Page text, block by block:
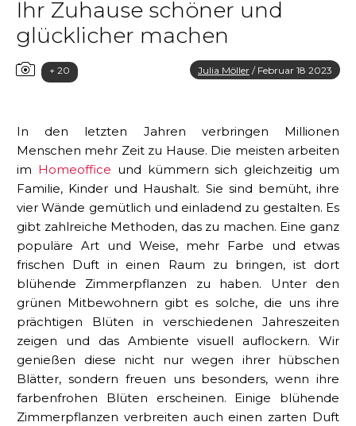
Ihr Zuhause schöner und
glücklicher machen
+ 20 Julia Möller / Februar 18 2023
In den letzten Jahren verbringen Millionen
Menschen mehr Zeit zu Hause. Die meisten arbeiten
im Homeoffice und kümmern sich gleichzeitig um
Familie, Kinder und Haushalt. Sie sind bemüht, ihre
vier Wände gemütlich und einladend zu gestalten. Es
gibt zahlreiche Methoden, das zu machen. Eine ganz
populäre Art und Weise, mehr Farbe und etwas
frischen Duft in einen Raum zu bringen, ist dort
blühende Zimmerpflanzen zu haben. Unter den
grünen Mitbewohnern gibt es solche, die uns ihre
prächtigen Blüten in verschiedenen Jahreszeiten
zeigen und das Ambiente visuell auflockern. Wir
genießen diese nicht nur wegen ihrer hübschen
Blätter, sondern freuen uns besonders, wenn ihre
farbenfrohen Blüten erscheinen. Einige blühende
Zimmerpflanzen verbreiten auch einen zarten Duft